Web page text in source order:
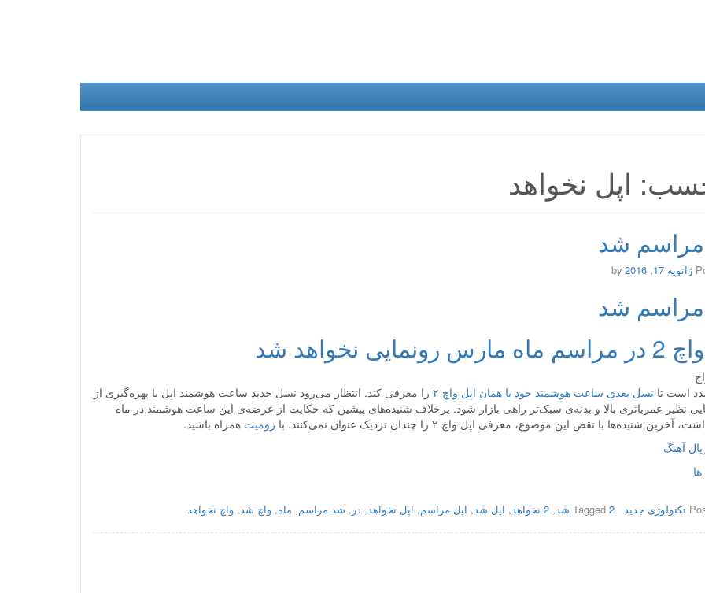
اپل نخواهد
مراسم شد
ژانویه 17, 2016 by
مراسم شد
نخواهد شد
است تا نسل بعدی ساعت هوشمند خود یا همان اپل واچ ۲
را معرفی کند. انتظار می‌رود نسل جدید ساعت هوشمند اپل با بهره‌گیری از
نظیر عمرباتری بالا و بدنه‌ی سبک‌تر راهی بازار شود. برخلاف شنیده‌های پیشین که حکایت از عرضه‌ی این ساعت هوشمند در ماه
شنیده‌ها با نقض این موضوع، معرفی اپل واچ ۲ را چندان نزدیک عنوان نمی‌کنند. با
زومیت همراه باشید.
آهنگ
تکنولوژی جدید Tagged 2 شد ,2 نخواهد , اپل شد, اپل مراسم, اپل نخواهد, در , شد مراسم, ماه,واچ شد,واچ نخواهد